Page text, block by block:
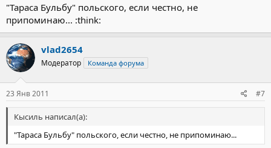
"Тараса Бульбу" польского, если честно, не
припоминаю... :think:
vlad2654
Модератор Команда форума
23 Янв 2011 #7
Кысиль написал(а):
"Тараса Бульбу" польского, если честно, не припоминаю...